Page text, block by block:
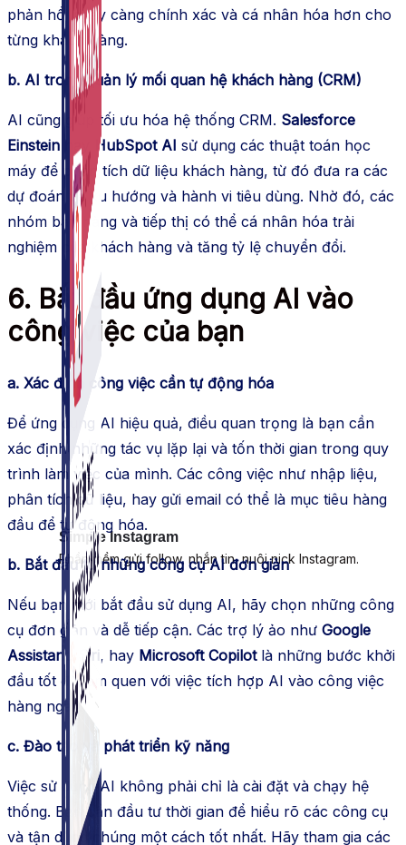
Simple Instagram
Phần mềm gửi follow, nhắn tin, nuôi nick Instagram.
phản hồi ngày càng chính xác và cá nhân hóa hơn cho
từng khách hàng.
b. AI trong quản lý mối quan hệ khách hàng (CRM)
AI cũng giúp tối ưu hóa hệ thống CRM. Salesforce
Einstein hay HubSpot AI sử dụng các thuật toán học
máy để phân tích dữ liệu khách hàng, từ đó đưa ra các
dự đoán về xu hướng và hành vi tiêu dùng. Nhờ đó, các
nhóm bán hàng và tiếp thị có thể cá nhân hóa trải
nghiệm của khách hàng và tăng tỷ lệ chuyển đổi.
6. Bắt đầu ứng dụng AI vào
công việc của bạn
a. Xác định công việc cần tự động hóa
Để ứng dụng AI hiệu quả, điều quan trọng là bạn cần
xác định những tác vụ lặp lại và tốn thời gian trong quy
trình làm việc của mình. Các công việc như nhập liệu,
phân tích dữ liệu, hay gửi email có thể là mục tiêu hàng
đầu để tự động hóa.
b. Bắt đầu từ những công cụ AI đơn giản
Nếu bạn mới bắt đầu sử dụng AI, hãy chọn những công
cụ đơn giản và dễ tiếp cận. Các trợ lý ảo như Google
Assistant
Siri, hay Microsoft Copilotlà những bước khởi
đầu tốt để làm quen với việc tích hợp AI vào công việc
hàng ngày.
c. Đào tạo và phát triển kỹ năng
Việc sử dụng AI không phải chỉ là cài đặt và chạy hệ
thống. Bạn cần đầu tư thời gian để hiểu rõ các công cụ
và tận dụng chúng một cách tốt nhất. Hãy tham gia các